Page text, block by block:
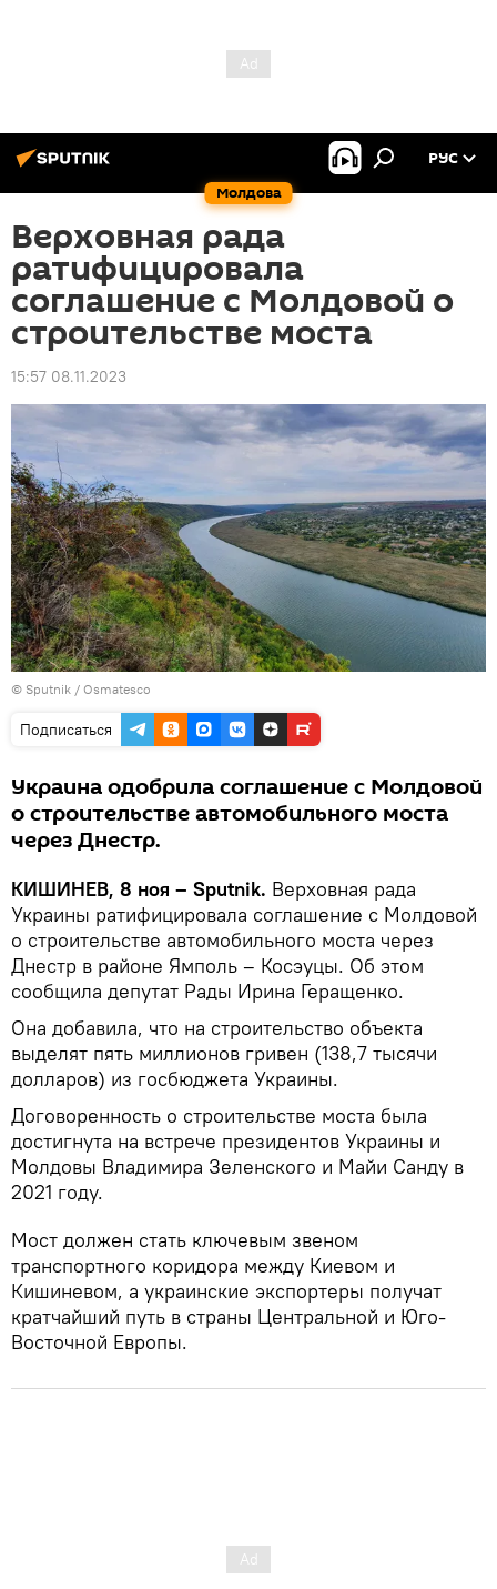
Молдова
РУС
Верховная рада
ратифицировала
соглашение с Молдовой о
строительстве моста
15:57 08.11.2023
© Sputnik / Osmatesco
Подписаться
Украина одобрила соглашение с Молдовой
о строительстве автомобильного моста
через Днестр.
КИШИНЕВ, 8 ноя – Sputnik. Верховная рада
Украины ратифицировала соглашение с Молдовой
о строительстве автомобильного моста через
Днестр в районе Ямполь – Косэуцы. Об этом
сообщила депутат Рады Ирина Геращенко.
Она добавила, что на строительство объекта
выделят пять миллионов гривен (138,7 тысячи
долларов) из госбюджета Украины.
Договоренность о строительстве моста была
достигнута на встрече президентов Украины и
Молдовы Владимира Зеленского и Майи Санду в
2021 году.
Мост должен стать ключевым звеном
транспортного коридора между Киевом и
Кишиневом, а украинские экспортеры получат
кратчайший путь в страны Центральной и Юго-
Восточной Европы.